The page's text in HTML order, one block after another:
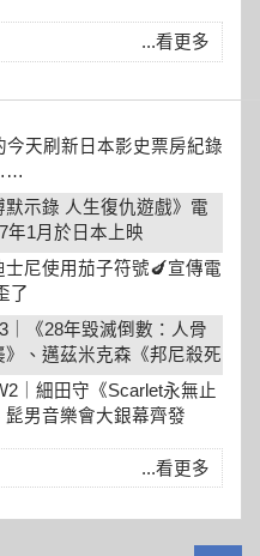
...看更多
今天刷新日本影史票房紀錄
示錄 人生復仇遊戲》電
年1月於日本上映
士尼使用茄子符號🍆宣傳電
了
｜《28年毀滅倒數：人骨
、邁茲米克森《邦尼殺死
｜細田守《Scarlet永無止
男音樂會大銀幕齊發
...看更多